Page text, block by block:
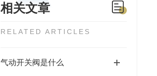
相关文章
RELATED ARTICLES
气动开关阀是什么